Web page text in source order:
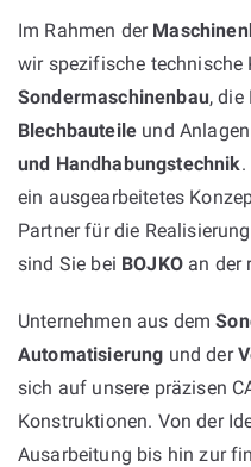
Im Rahmen der
wir spezifische technische
Sondermaschinenbau, die
Blechbauteile und
und Handhabungstechnik
ein ausgearbeitetes
Partner für die
sind Sie bei BOJKOan der
Unternehmen aus dem
Automatisierung und der
sich auf unsere präzisen
Konstruktionen. Von der
Ausarbeitung bis hin zur